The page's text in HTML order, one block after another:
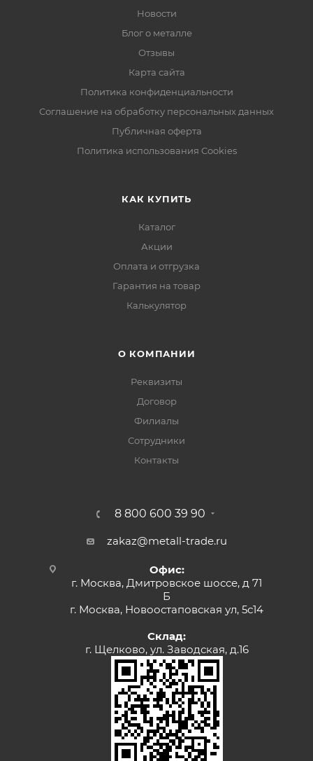
Новости
Блог о металле
Отзывы
Карта сайта
Политика конфиденциальности
Соглашение на обработку персональных данных
Публичная оферта
Политика использования Cookies
КАК КУПИТЬ
Каталог
Акции
Оплата и отгрузка
Гарантия на товар
Калькулятор
О КОМПАНИИ
Реквизиты
Договор
Филиалы
Сотрудники
Контакты
8 800 600 39 90
zakaz@metall-trade.ru
Офис:
г. Москва, Дмитровское шоссе, д 71
Б
г. Москва, Новоостаповская ул, 5с14
Склад:
г. Щелково, ул. Заводская, д.16